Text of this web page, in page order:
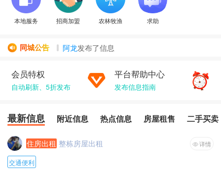
本地服务 招商加盟 农林牧渔 求助
同城公告 阿龙发布了信息
发布了信息
优之茶,电...发布了房屋租售信息
会员特权
自动刷新、5折发布
平台帮助中心
发布信息指南
最新信息 附近信息 热点信息 房屋租售 二手买卖
住房出租 整栋房屋出租 详情
交通便利